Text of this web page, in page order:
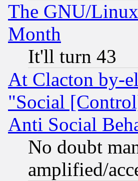
The GNU/
Month
It'll turn 43
At Clacton by-
"Social
Anti Social
No doubt
amplified/